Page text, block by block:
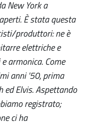
New York a
È stata questa
produttori: ne è
elettriche e
armonica. Come
anni '50, prima
ed Elvis. Aspettando
registrato;
ci ha